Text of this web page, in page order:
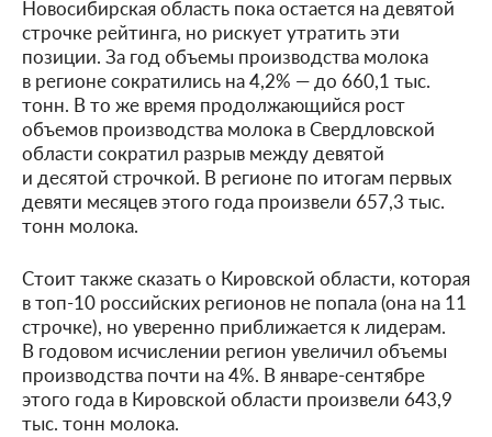
Новосибирская область пока остается на девятой
строчке рейтинга, но рискует утратить эти
позиции. За год объемы производства молока
в регионе сократились на 4,2% — до 660,1 тыс.
тонн. В то же время продолжающийся рост
объемов производства молока в Свердловской
области сократил разрыв между девятой
и десятой строчкой. В регионе по итогам первых
девяти месяцев этого года произвели 657,3 тыс.
тонн молока.
Стоит также сказать о Кировской области, которая
в топ-10 российских регионов не попала (она на 11
строчке), но уверенно приближается к лидерам.
В годовом исчислении регион увеличил объемы
производства почти на 4%. В январе-сентябре
этого года в Кировской области произвели 643,9
тыс. тонн молока.